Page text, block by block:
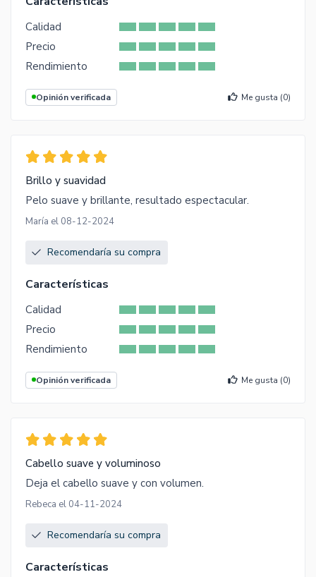
Calidad
Precio
Rendimiento
Opinión verificada Me gusta (0)
Brillo y suavidad
Pelo suave y brillante, resultado espectacular.
María el 08-12-2024
Recomendaría su compra
Características
Calidad
Precio
Rendimiento
Opinión verificada Me gusta (0)
Cabello suave y voluminoso
Deja el cabello suave y con volumen.
Rebeca el 04-11-2024
Recomendaría su compra
Características